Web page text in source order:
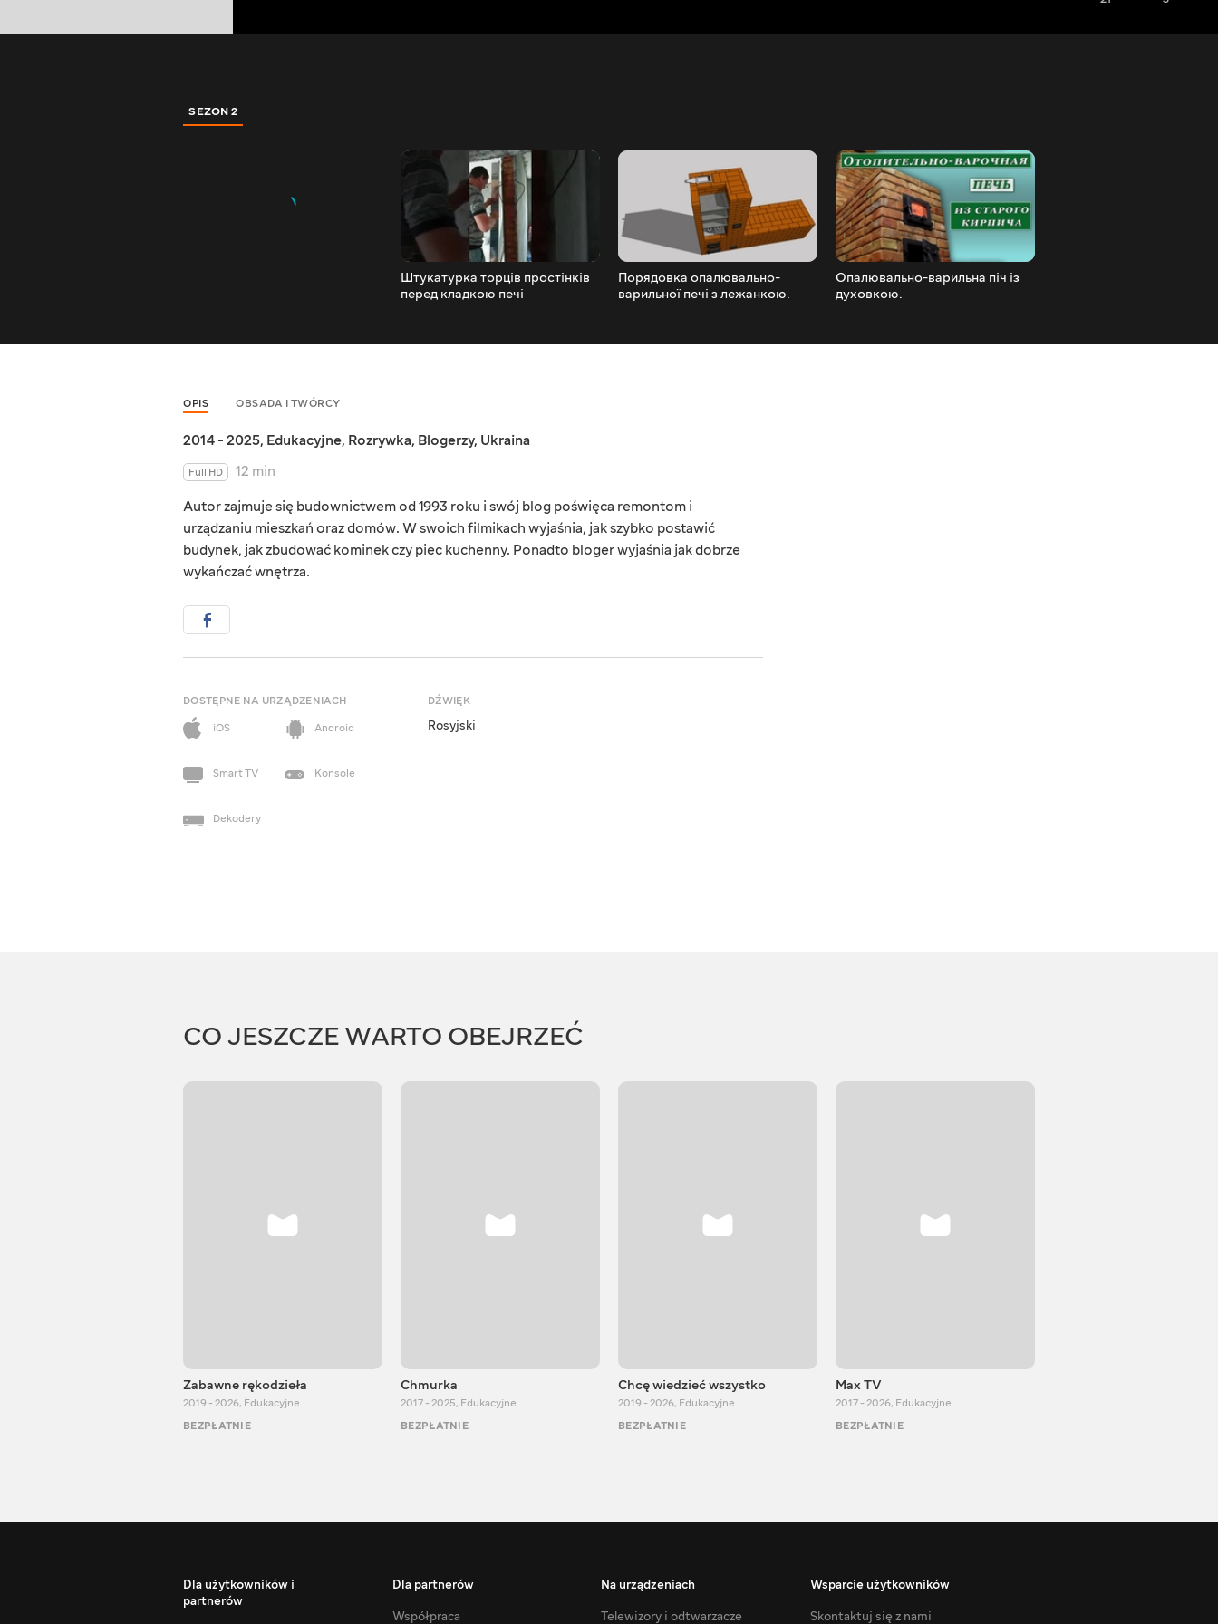
SEZON 2
Штукатурка торців простінків
перед кладкою печі
Порядовка опалювально-
варильної печі з лежанкою.
Опалювально-варильна піч із
духовкою.
OPIS OBSADA I TWÓRCY
2014 - 2025, Edukacyjne, Rozrywka, Blogerzy, Ukraina
Full HD
12 min
Autor zajmuje się budownictwem od 1993 roku i swój blog poświęca remontom i
urządzaniu mieszkań oraz domów. W swoich filmikach wyjaśnia, jak szybko postawić
budynek, jak zbudować kominek czy piec kuchenny. Ponadto bloger wyjaśnia jak dobrze
wykańczać wnętrza.
DOSTĘPNE NA URZĄDZENIACH
iOS
Android
Smart TV Konsole
Dekodery
DŹWIĘK
Rosyjski
CO JESZCZE WARTO OBEJRZEĆ
Zabawne rękodzieła
2019 - 2026, Edukacyjne
BEZPŁATNIE
Chmurka
2017 - 2025, Edukacyjne
BEZPŁATNIE
Chcę wiedzieć wszystko
2019 - 2026, Edukacyjne
BEZPŁATNIE
Max TV
2017 - 2026, Edukacyjne
BEZPŁATNIE
Dla użytkowników i
partnerów
Dla partnerów
Współpraca
Na urządzeniach
Telewizory i odtwarzacze
Wsparcie użytkowników
Skontaktuj się z nami